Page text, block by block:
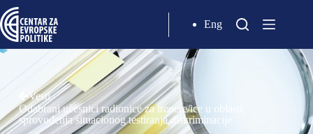
Eng
Vesti
Odabrani učesnici radionice za trenere/ice u oblasti
sprovođenja situacionog testiranja diskriminacije